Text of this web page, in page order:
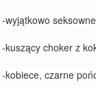
-wyjątkowo
-kuszący choker z
-kobiece, czarne